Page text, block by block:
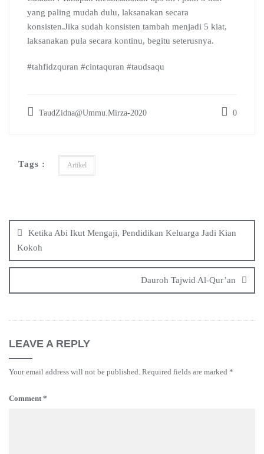
yang paling mudah dulu, laksanakan secara
konsisten.Jika sudah konsisten tambah menjadi 5 kiat,
laksanakan pula secara kontinu, begitu seterusnya.
#tahfidzquran #cintaquran #taudsaqu
TaudZidna@Ummu.Mirza-2020 0
Tags : Artikel
navigation
Ketika Abi Ikut Mengaji, Pendidikan Keluarga Jadi Kian
Kokoh
Dauroh Tajwid Al-Qur’an
LEAVE A REPLY
Your email address will not be published. Required fields are marked *
Comment*